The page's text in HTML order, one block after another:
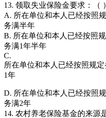
13. 领取失业保险金要求：（ ）
A. 所在单位和本人已经按照
务满半年
B. 所在单位和本人已经按照
务满1年半年
C.
所在单位和本人已经按照规
1年
D. 所在单位和本人已经按照
务满2年
14. 农村养老保险基金的来源